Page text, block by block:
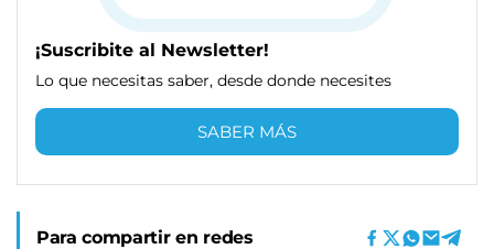
¡Suscribite al Newsletter!
Lo que necesitas saber, desde donde necesites
SABER MÁS
Para compartir en redes